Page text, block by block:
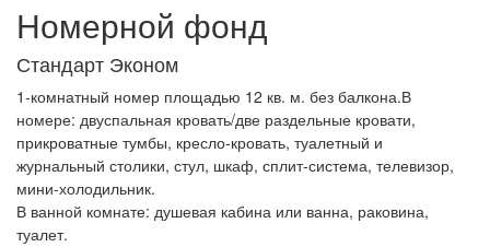
Номерной фонд
Стандарт Эконом
1-комнатный номер площадью 12 кв. м. без балкона.В
номере: двуспальная кровать/две раздельные кровати,
прикроватные тумбы, кресло-кровать, туалетный и
журнальный столики, стул, шкаф, сплит-система, телевизор,
мини-холодильник.
В ванной комнате: душевая кабина или ванна, раковина,
туалет.